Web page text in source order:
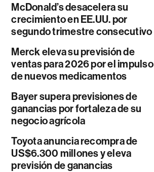
McDonald’s desacelera su
crecimiento en EE.UU. por
segundo trimestre consecutivo
Merck eleva su previsión de
ventas para 2026 por el impulso
de nuevos medicamentos
Bayer supera previsiones de
ganancias por fortaleza de su
negocio agrícola
Toyota anuncia recompra de
US$6.300 millones y eleva
previsión de ganancias